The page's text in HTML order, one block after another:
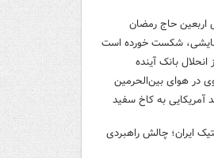
اربعین حاج رمضان
شکست خورده است
بانک آینده
هوای بین‌الحرمین
آمریکایی به کاخ سفید
ایران؛ چالش راهبردی